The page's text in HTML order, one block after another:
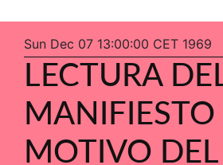
Sun Dec 07 13:00:00 CET 1969
LECTURA
MANIFIESTO
MOTIVO